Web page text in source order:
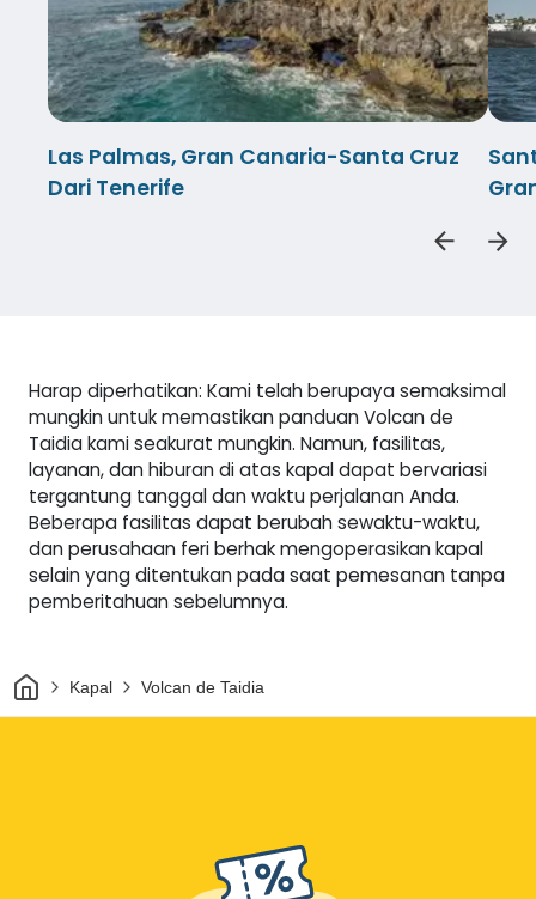
Las Palmas, Gran Canaria-Santa Cruz
Dari Tenerife
Harap diperhatikan: Kami telah berupaya semaksimal
mungkin untuk memastikan panduan Volcan de
Taidia kami seakurat mungkin. Namun, fasilitas,
layanan, dan hiburan di atas kapal dapat bervariasi
tergantung tanggal dan waktu perjalanan Anda.
Beberapa fasilitas dapat berubah sewaktu-waktu,
dan perusahaan feri berhak mengoperasikan kapal
selain yang ditentukan pada saat pemesanan tanpa
pemberitahuan sebelumnya.
RumahKapal Volcan de Taidia